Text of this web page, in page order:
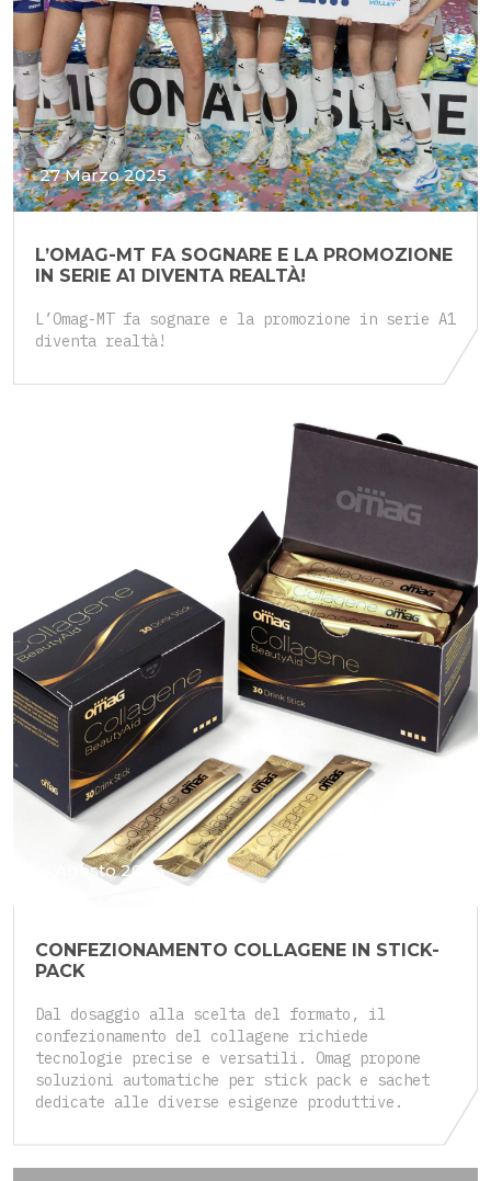
27 Marzo 2025
L’OMAG-MT FA SOGNARE E LA PROMOZIONE
IN SERIE A1 DIVENTA REALTÀ!
L’Omag-MT fa sognare e la promozione in serie A1
diventa realtà!
4 Agosto 2026
CONFEZIONAMENTO COLLAGENE IN STICK-
PACK
Dal dosaggio alla scelta del formato, il
confezionamento del collagene richiede
tecnologie precise e versatili. Omag propone
soluzioni automatiche per stick pack e sachet
dedicate alle diverse esigenze produttive.